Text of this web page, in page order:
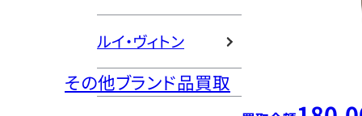
ルイ・ヴィトン
その他ブランド品買取